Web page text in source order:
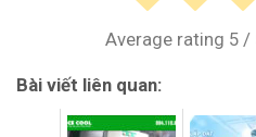
Average rating 5/
Bài viết liên quan: